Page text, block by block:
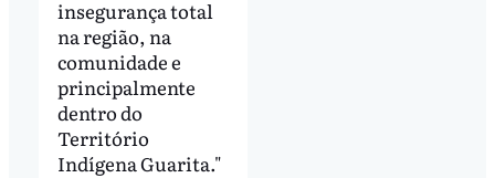
insegurança total
na região, na
comunidade e
principalmente
dentro do
Território
Indígena Guarita."